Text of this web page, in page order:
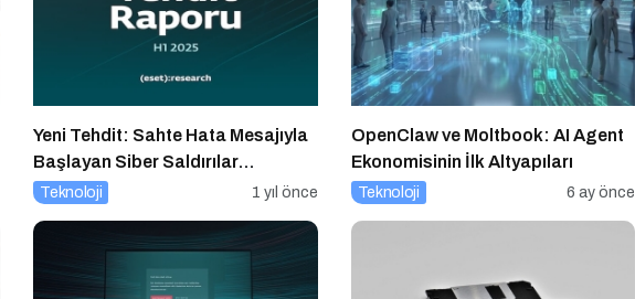
Yeni Tehdit: Sahte Hata Mesajıyla
Başlayan Siber Saldırılar
Yükselişte
Teknoloji 1 yıl önce
OpenClaw ve Moltbook: AI Agent
Ekonomisinin İlk Altyapıları
Teknoloji 6 ay önce